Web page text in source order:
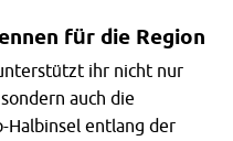
für die Region
ihr nicht nur
auch die
Halbinsel entlang der